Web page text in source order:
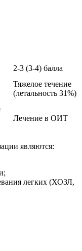
2-3 (3-4) балла
Тяжелое течение
(летальность 31%)
Лечение в ОИТ
являются:
легких (ХОЗЛ,